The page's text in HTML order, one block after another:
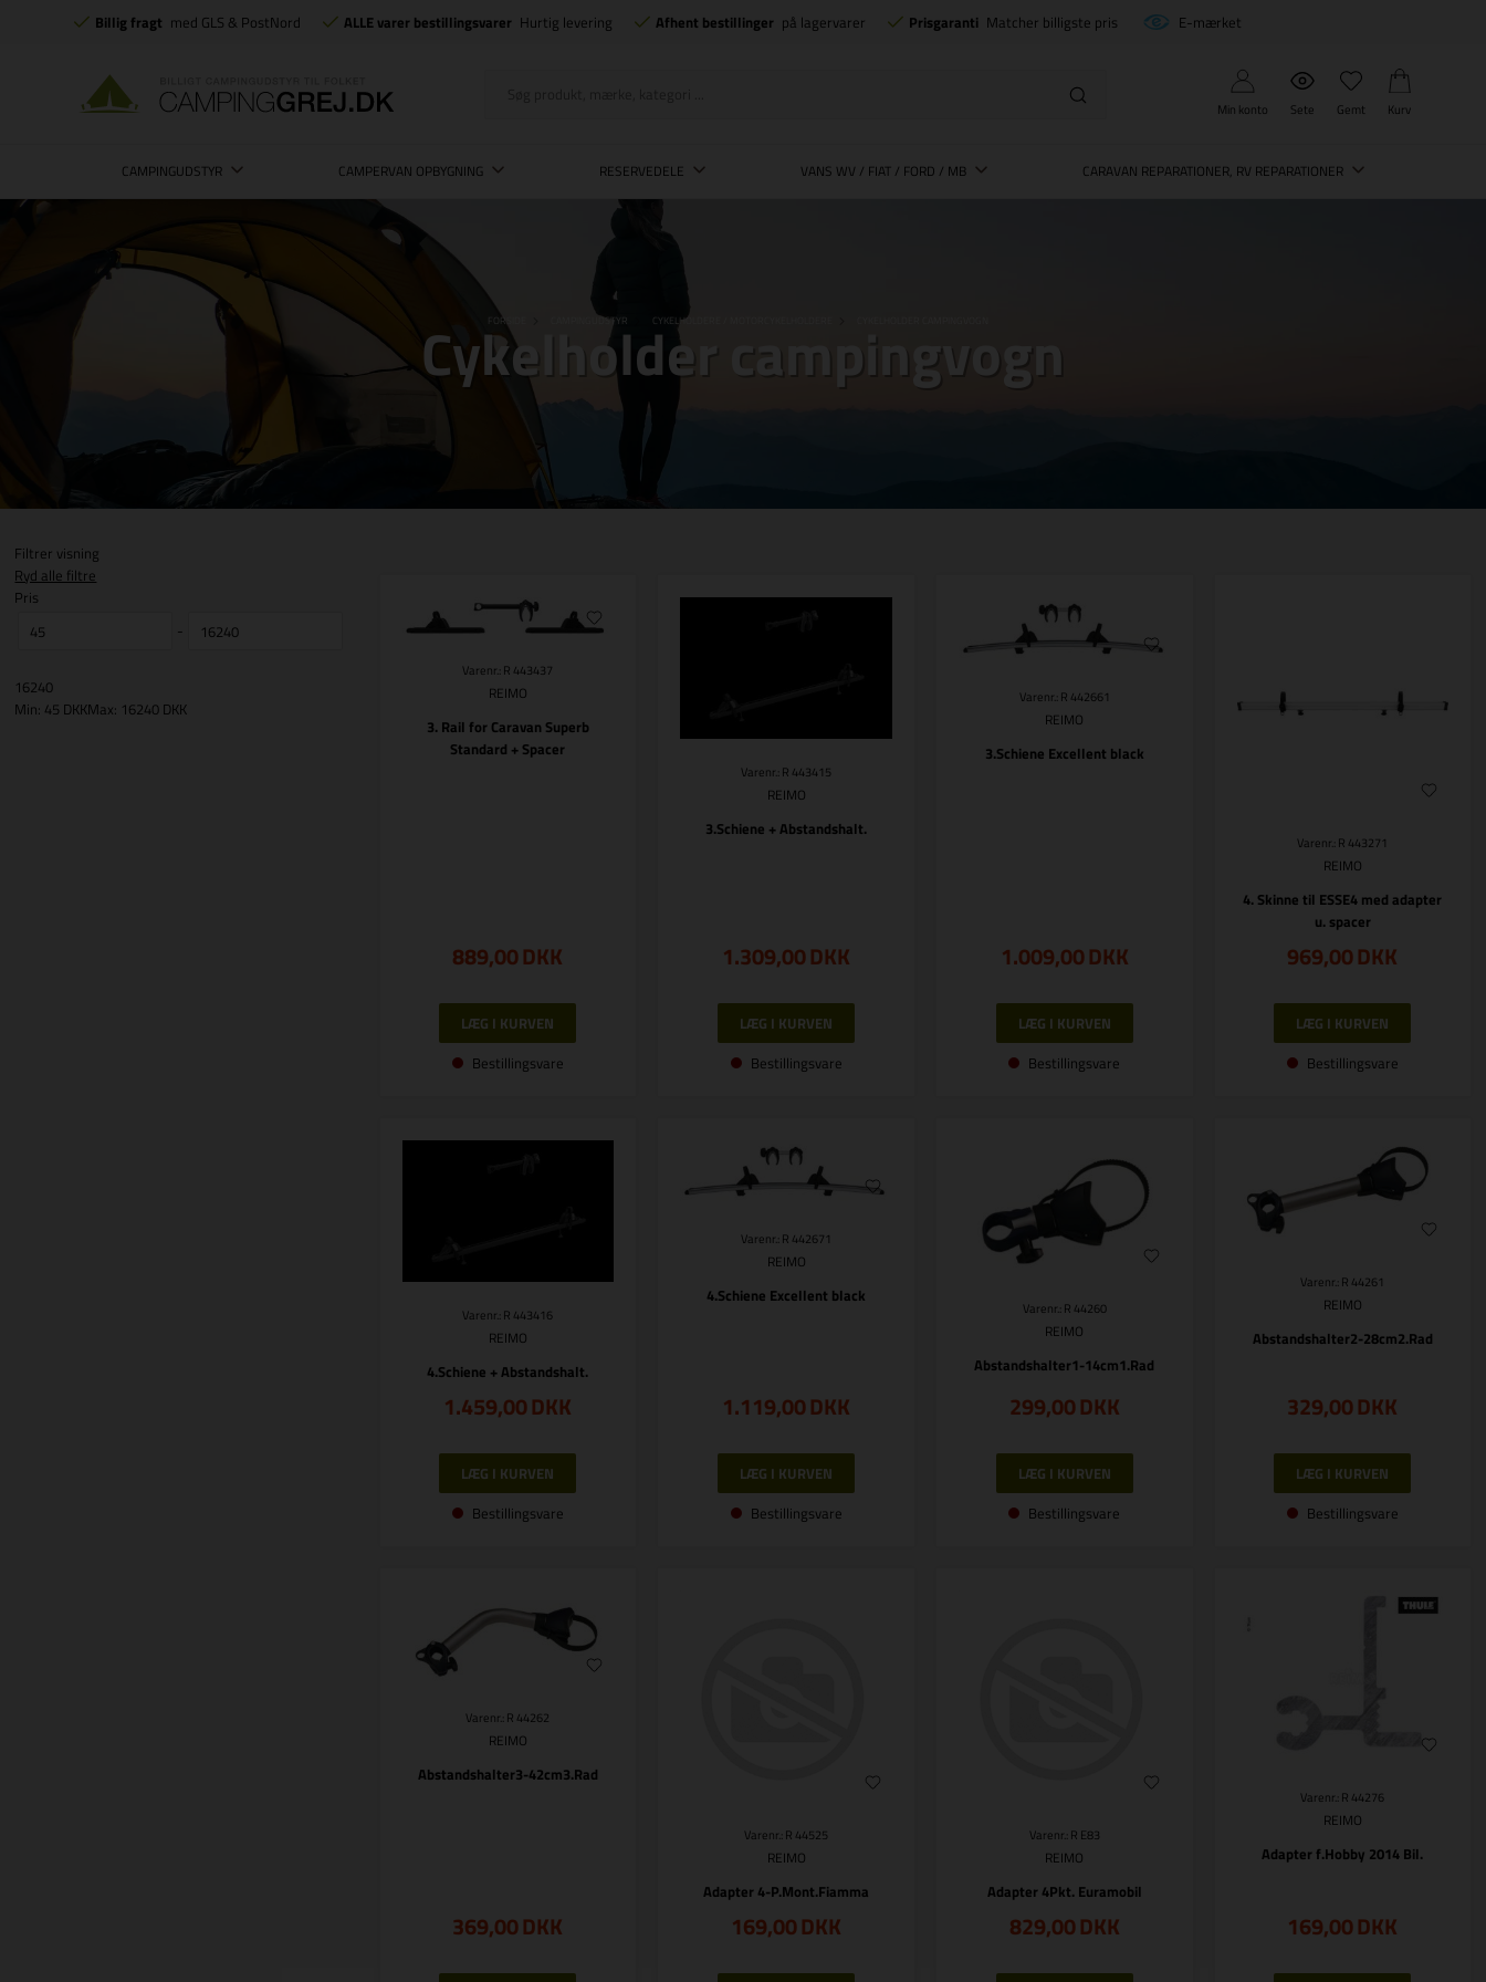
Billig fragt med GLS & PostNord ALLE varer bestillingsvarer Hurtig levering Afhent bestillinger på lagervarer Prisgaranti Matcher billigste pris E-mærket
Min konto Sete Gemt Kurv
CAMPINGUDSTYR CAMPERVAN OPBYGNING RESERVEDELE VANS WV / FIAT / FORD / MB CARAVAN REPARATIONER, RV REPARATIONER
FORSIDE CAMPINGUDSTYR CYKELHOLDERE / MOTORCYKELHOLDERE
Cykelholder campingvogn
Filtrer visning
Ryd alle filtre
Pris
-
16240
Min: 45 DKKMax: 16240 DKK
Varenr.: R 443437
REIMO
3. Rail for Caravan Superb
Standard + Spacer
889,00DKK
Bestillingsvare
Varenr.: R 443415
REIMO
3.Schiene + Abstandshalt.
1.309,00DKK
Bestillingsvare
Varenr.: R 442661
REIMO
3.Schiene Excellent black
1.009,00DKK
Bestillingsvare
Varenr.: R 443271
REIMO
4. Skinne til ESSE4 med adapter
u. spacer
969,00DKK
Bestillingsvare
Varenr.: R 443416
REIMO
4.Schiene + Abstandshalt.
1.459,00DKK
Bestillingsvare
Varenr.: R 442671
REIMO
4.Schiene Excellent black
1.119,00DKK
Bestillingsvare
Varenr.: R 44260
REIMO
Abstandshalter1-14cm1.Rad
299,00DKK
Bestillingsvare
Varenr.: R 44261
REIMO
Abstandshalter2-28cm2.Rad
329,00DKK
Bestillingsvare
Varenr.: R 44262
REIMO
Abstandshalter3-42cm3.Rad
369,00DKK
Varenr.: R 44525
REIMO
Adapter 4-P.Mont.Fiamma
169,00DKK
Varenr.: R E83
REIMO
Adapter 4Pkt. Euramobil
829,00DKK
Varenr.: R 44276
REIMO
Adapter f.Hobby 2014 Bil.
169,00DKK